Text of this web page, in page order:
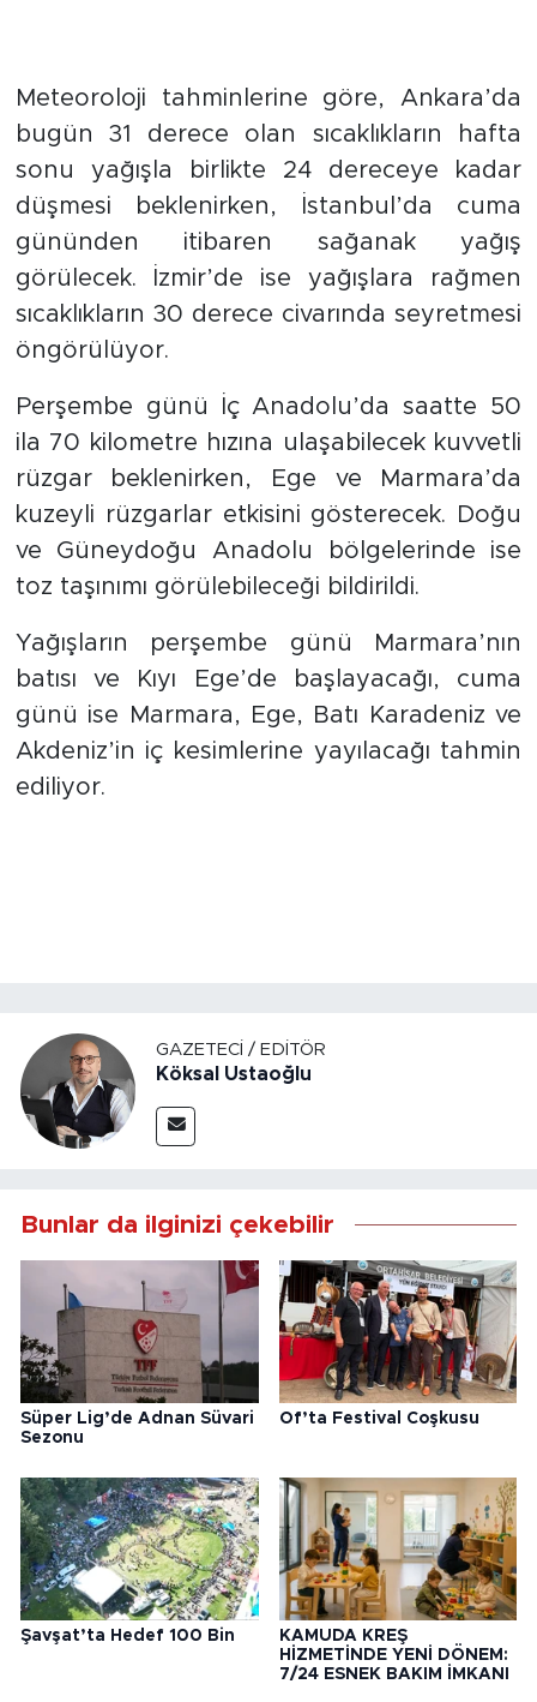
Meteoroloji tahminlerine göre, Ankara’da
bugün 31 derece olan sıcaklıkların hafta
sonu yağışla birlikte 24 dereceye kadar
düşmesi beklenirken, İstanbul’da cuma
gününden itibaren sağanak yağış
görülecek. İzmir’de ise yağışlara rağmen
sıcaklıkların 30 derece civarında seyretmesi
öngörülüyor.
Perşembe günü İç Anadolu’da saatte 50
ila 70 kilometre hızına ulaşabilecek kuvvetli
rüzgar beklenirken, Ege ve Marmara’da
kuzeyli rüzgarlar etkisini gösterecek. Doğu
ve Güneydoğu Anadolu bölgelerinde ise
toz taşınımı görülebileceği bildirildi.
Yağışların perşembe günü Marmara’nın
batısı ve Kıyı Ege’de başlayacağı, cuma
günü ise Marmara, Ege, Batı Karadeniz ve
Akdeniz’in iç kesimlerine yayılacağı tahmin
ediliyor.
GAZETECI / EDITÖR
Köksal Ustaoğlu
Bunlar da ilginizi çekebilir
Süper Lig’de Adnan Süvari
Sezonu
Of’ta Festival Coşkusu
Şavşat’ta Hedef 100 Bin
KAMUDA KREŞ
HİZMETİNDE YENİ DÖNEM:
7/24 ESNEK BAKIM İMKANI